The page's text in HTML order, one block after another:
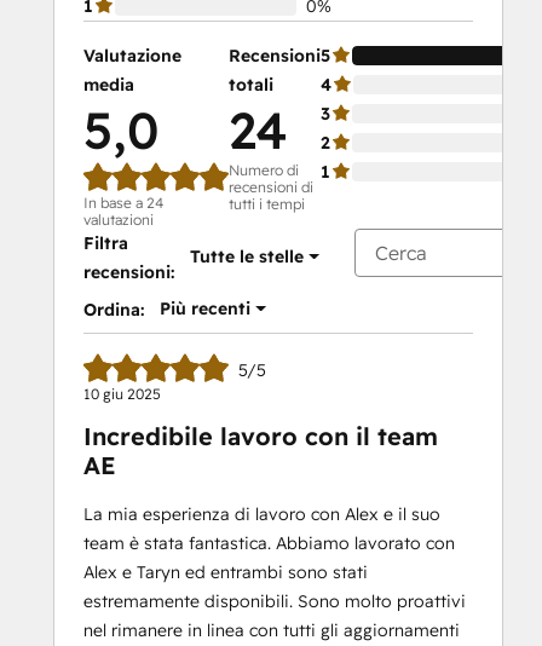
1 0%
Valutazione
media
5,0
In base a 24
valutazioni
Recensioni
totali
24
Numero di
recensioni di
tutti i tempi
5
4
3
2
1
Filtra
recensioni:
Tutte le stelle
Ordina: Più recenti
5/5
10 giu 2025
Incredibile lavoro con il team
AE
La mia esperienza di lavoro con Alex e il suo
team è stata fantastica. Abbiamo lavorato con
Alex e Taryn ed entrambi sono stati
estremamente disponibili. Sono molto proattivi
nel rimanere in linea con tutti gli aggiornamenti